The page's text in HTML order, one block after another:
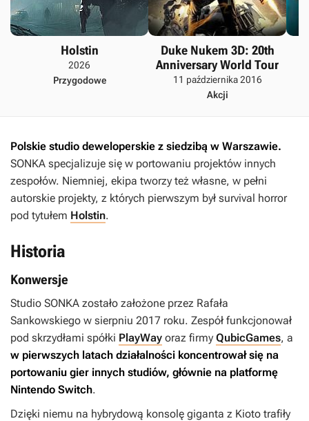
Holstin
2026
Przygodowe
Duke Nukem 3D: 20th
Anniversary World Tour
11 października 2016
Akcji
Polskie studio deweloperskie z siedzibą w Warszawie.
SONKA specjalizuje się w portowaniu projektów innych
zespołów. Niemniej, ekipa tworzy też własne, w pełni
autorskie projekty, z których pierwszym był survival horror
pod tytułem Holstin.
Historia
Konwersje
Studio SONKA zostało założone przez Rafała
Sankowskiego w sierpniu 2017 roku. Zespół funkcjonował
pod skrzydłami spółki PlayWay oraz firmy QubicGames, a
w pierwszych latach działalności koncentrował się na
portowaniu gier innych studiów, głównie na platformę
Nintendo Switch.
Dzięki niemu na hybrydową konsolę giganta z Kioto trafiły